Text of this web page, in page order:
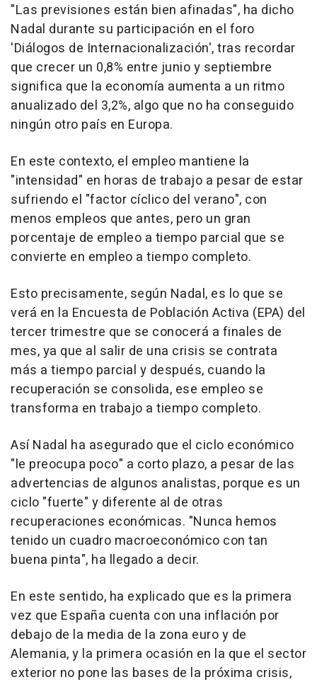
"Las previsiones están bien afinadas", ha dicho
Nadal durante su participación en el foro
'Diálogos de Internacionalización', tras recordar
que crecer un 0,8% entre junio y septiembre
significa que la economía aumenta a un ritmo
anualizado del 3,2%, algo que no ha conseguido
ningún otro país en Europa.
En este contexto, el empleo mantiene la
"intensidad" en horas de trabajo a pesar de estar
sufriendo el "factor cíclico del verano", con
menos empleos que antes, pero un gran
porcentaje de empleo a tiempo parcial que se
convierte en empleo a tiempo completo.
Esto precisamente, según Nadal, es lo que se
verá en la Encuesta de Población Activa (EPA) del
tercer trimestre que se conocerá a finales de
mes, ya que al salir de una crisis se contrata
más a tiempo parcial y después, cuando la
recuperación se consolida, ese empleo se
transforma en trabajo a tiempo completo.
Así Nadal ha asegurado que el ciclo económico
"le preocupa poco" a corto plazo, a pesar de las
advertencias de algunos analistas, porque es un
ciclo "fuerte" y diferente al de otras
recuperaciones económicas. "Nunca hemos
tenido un cuadro macroeconómico con tan
buena pinta", ha llegado a decir.
En este sentido, ha explicado que es la primera
vez que España cuenta con una inflación por
debajo de la media de la zona euro y de
Alemania, y la primera ocasión en la que el sector
exterior no pone las bases de la próxima crisis,